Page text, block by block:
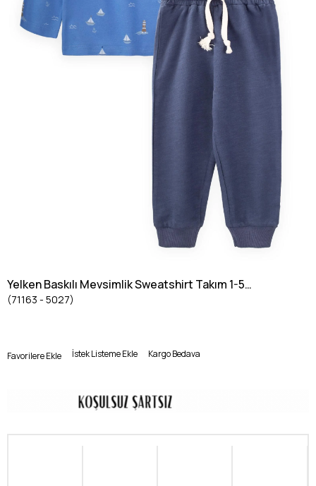
Yelken Baskılı Mevsimlik Sweatshirt Takım 1-5
Yaş Mavi
(71163 - 5027)
Favorilere Ekle İstek Listeme Ekle Kargo Bedava